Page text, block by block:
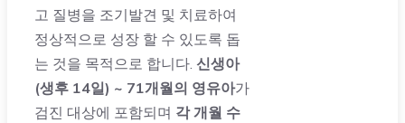
고 질병을 조기발견 및 치료하여
정상적으로 성장 할 수 있도록 돕
는 것을 목적으로 합니다. 신생아
(생후 14일) ~ 71개월의 영유아가
검진 대상에 포함되며 각 개월 수